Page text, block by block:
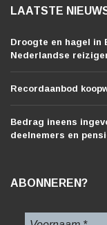
LAATSTE
Droogte en hagel in
Nederlandse
Recordaanbod
Bedrag ineens
deelnemers en
ABONNEREN?